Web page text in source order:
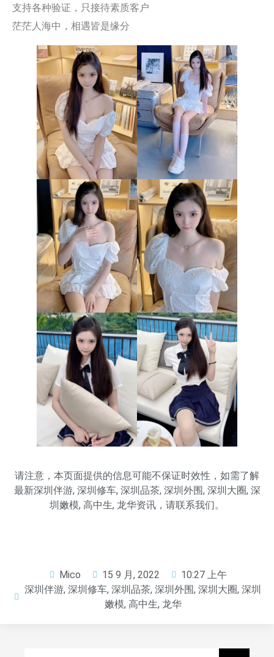
支持各种验证，只接待素质客户
茫茫人海中，相遇皆是缘分
请注意，本页面提供的信息可能不保证时效性，如需了解
最新深圳伴游, 深圳修车, 深圳品茶, 深圳外围, 深圳大圈, 深
圳嫩模, 高中生, 龙华资讯，请联系我们。
Mico 15 9 月, 2022
10:27 上午
深圳伴游, 深圳修车, 深圳品茶, 深圳外围, 深圳大圈, 深圳
嫩模, 高中生, 龙华